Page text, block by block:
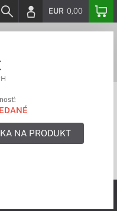
EUR 0,00
NA PRODUKT